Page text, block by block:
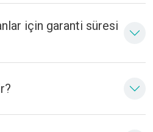
için garanti süresi